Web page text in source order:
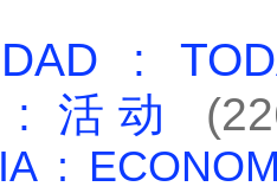
:
: 活动
: